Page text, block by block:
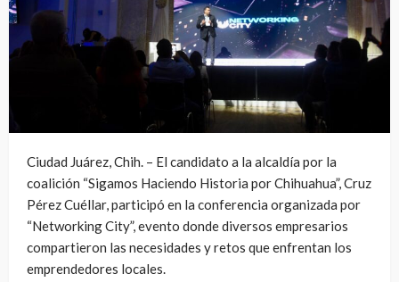
Ciudad Juárez, Chih. – El candidato a la alcaldía por la
coalición “Sigamos Haciendo Historia por Chihuahua”, Cruz
Pérez Cuéllar, participó en la conferencia organizada por
“Networking City”, evento donde diversos empresarios
compartieron las necesidades y retos que enfrentan los
emprendedores locales.